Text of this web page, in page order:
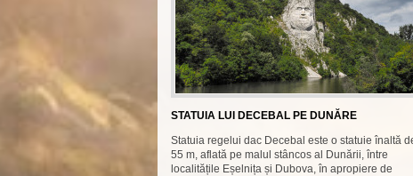
STATUIA LUI DECEBAL PE DUNĂRE
Statuia regelui dac Decebal este o statuie înaltă
55 m, aflată pe malul stâncos al Dunării, între
localitățile Eșelnița și Dubova, în apropiere de